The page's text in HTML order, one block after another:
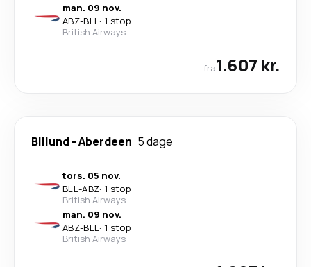
man. 09 nov.
ABZ-BLL· 1 stop
British Airways
fra1.607 kr.
Billund-Aberdeen 5 dage
tors. 05 nov.
BLL-ABZ· 1 stop
British Airways
man. 09 nov.
ABZ-BLL· 1 stop
British Airways